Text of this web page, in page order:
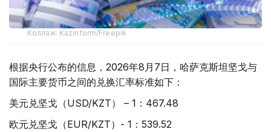
Коллаж: Kazinform/Freepik
根据央行公布的信息，2026年8月7日，哈萨克斯坦坚戈与
国际主要货币之间的兑换汇率标准如下：
美元兑坚戈（USD/KZT） – 1：467.48
欧元兑坚戈（EUR/KZT）- 1：539.52